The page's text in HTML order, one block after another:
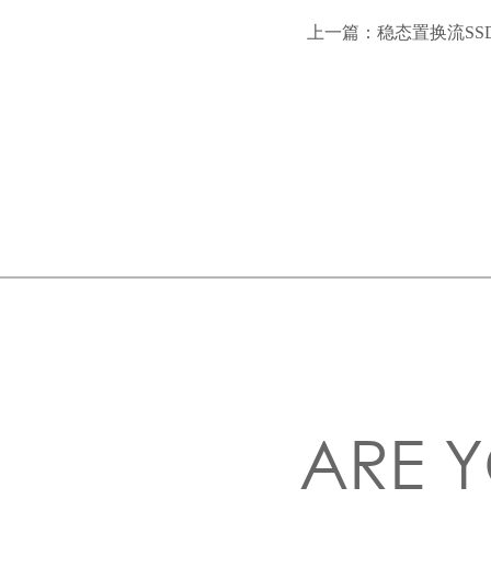
上一篇： 稳态置换流
ARE